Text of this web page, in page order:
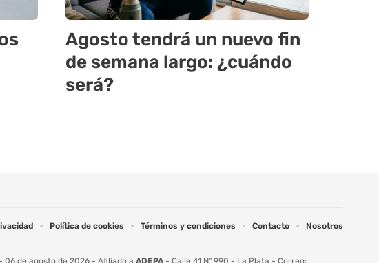
Agosto tendrá un nuevo fin
de semana largo: ¿cuándo
será?
Política de cookies Términos y condiciones Contacto Nosotros
06 de agosto de 2026 - Afiliado a ADEPA- Calle 41 Nº 990 - La Plata - Correo: